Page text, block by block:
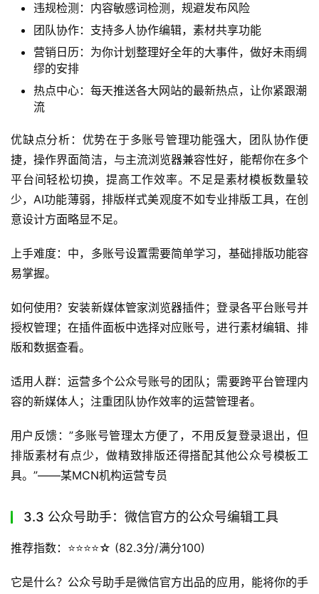
违规检测：内容敏感词检测，规避发布风险
团队协作：支持多人协作编辑，素材共享功能
营销日历：为你计划整理好全年的大事件，做好未雨绸
缪的安排
热点中心：每天推送各大网站的最新热点，让你紧跟潮
流
优缺点分析：优势在于多账号管理功能强大，团队协作便
捷，操作界面简洁，与主流浏览器兼容性好，能帮你在多个
平台间轻松切换，提高工作效率。不足是素材模板数量较
少，AI功能薄弱，排版样式美观度不如专业排版工具，在创
意设计方面略显不足。
上手难度：中，多账号设置需要简单学习，基础排版功能容
易掌握。
如何使用？安装新媒体管家浏览器插件；登录各平台账号并
授权管理；在插件面板中选择对应账号，进行素材编辑、排
版和数据查看。
适用人群：运营多个公众号账号的团队；需要跨平台管理内
容的新媒体人；注重团队协作效率的运营管理者。
用户反馈：”多账号管理太方便了，不用反复登录退出，但
排版素材有点少，做精致排版还得搭配其他公众号模板工
具。”——某MCN机构运营专员
3.3 公众号助手：微信官方的公众号编辑工具
推荐指数：⭐️⭐️⭐️⭐️☆ (82.3分/满分100)
它是什么？公众号助手是微信官方出品的应用，能将你的手